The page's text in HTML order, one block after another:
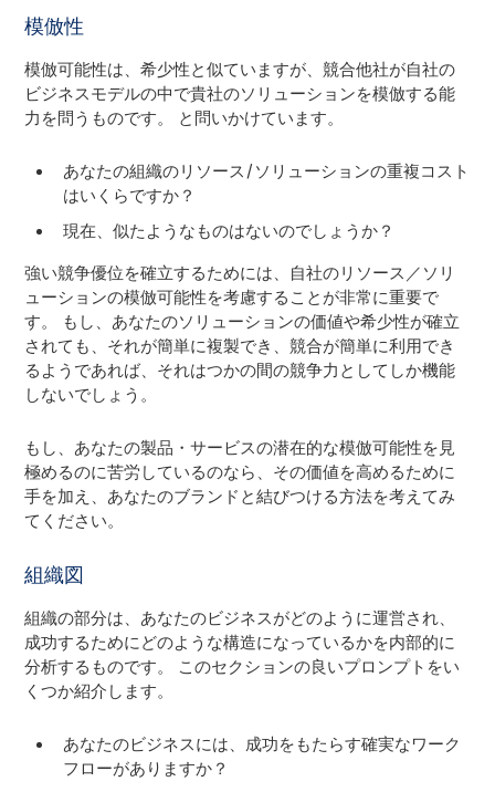
模倣性
模倣可能性は、希少性と似ていますが、競合他社が自社の
ビジネスモデルの中で貴社のソリューションを模倣する能
力を問うものです。 と問いかけています。
あなたの組織のリソース/ソリューションの重複コスト
はいくらですか？
現在、似たようなものはないのでしょうか？
強い競争優位を確立するためには、自社のリソース／ソリ
ューションの模倣可能性を考慮することが非常に重要で
す。 もし、あなたのソリューションの価値や希少性が確立
されても、それが簡単に複製でき、競合が簡単に利用でき
るようであれば、それはつかの間の競争力としてしか機能
しないでしょう。
もし、あなたの製品・サービスの潜在的な模倣可能性を見
極めるのに苦労しているのなら、その価値を高めるために
手を加え、あなたのブランドと結びつける方法を考えてみ
てください。
組織図
組織の部分は、あなたのビジネスがどのように運営され、
成功するためにどのような構造になっているかを内部的に
分析するものです。 このセクションの良いプロンプトをい
くつか紹介します。
あなたのビジネスには、成功をもたらす確実なワーク
フローがありますか？